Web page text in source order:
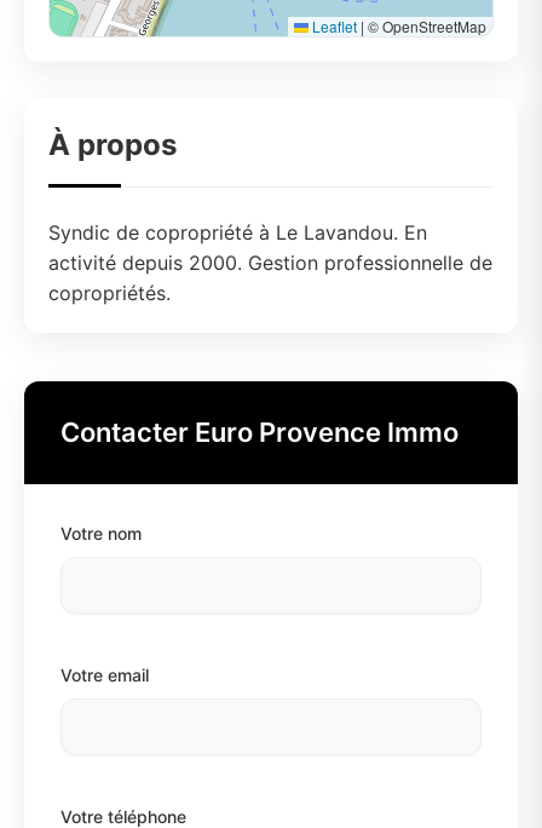
Leaflet | © OpenStreetMap
À propos
Syndic de copropriété à Le Lavandou. En
activité depuis 2000. Gestion professionnelle de
copropriétés.
Contacter Euro Provence Immo
Votre nom
Votre email
Votre téléphone